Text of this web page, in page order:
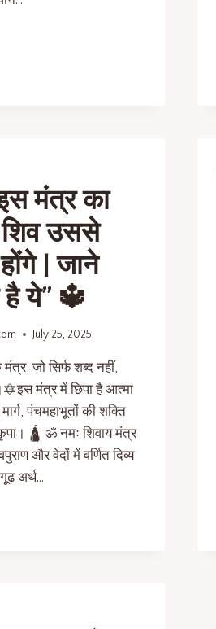
मंत्र का
उससे
| जाने
ये” 🔱
July 25, 2025
जो सिर्फ शब्द नहीं,
मंत्र में छिपा है आत्मा
पंचमहाभूतों की शक्ति
🛕 ॐ नमः शिवाय मंत्र
और वेदों में वर्णित दिव्य
अर्थ…